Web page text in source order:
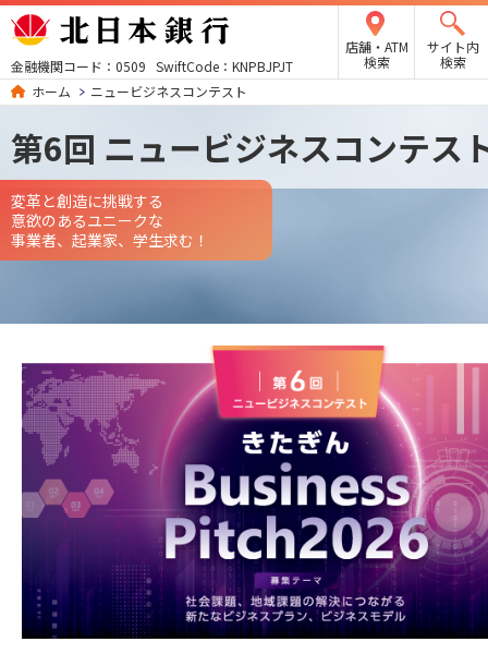
金融機関コード：0509 SwiftCode：KNPBJPJT
店舗・ATM
検索
サイト内
検索
ホーム
ニュービジネスコンテスト
第6回 ニュービジネスコンテス
変革と創造に挑戦する
意欲のあるユニークな
事業者、起業家、学生求む！